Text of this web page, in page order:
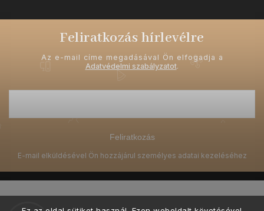
Feliratkozás hírlevélre
Az e-mail címe megadásával Ön elfogadja a
Adatvédelmi szabályzatot.
Feliratkozás